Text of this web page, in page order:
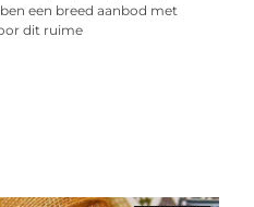
een breed aanbod met
dit ruime